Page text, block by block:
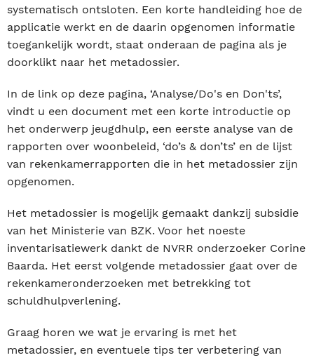
systematisch ontsloten. Een korte handleiding hoe de
applicatie werkt en de daarin opgenomen informatie
toegankelijk wordt, staat onderaan de pagina als je
doorklikt naar het metadossier.
In de link op deze pagina, ‘Analyse/Do's en Don'ts’,
vindt u een document met een korte introductie op
het onderwerp jeugdhulp, een eerste analyse van de
rapporten over woonbeleid, ‘do’s & don’ts’ en de lijst
van rekenkamerrapporten die in het metadossier zijn
opgenomen.
Het metadossier is mogelijk gemaakt dankzij subsidie
van het Ministerie van BZK. Voor het noeste
inventarisatiewerk dankt de NVRR onderzoeker Corine
Baarda. Het eerst volgende metadossier gaat over de
rekenkameronderzoeken met betrekking tot
schuldhulpverlening.
Graag horen we wat je ervaring is met het
metadossier, en eventuele tips ter verbetering van